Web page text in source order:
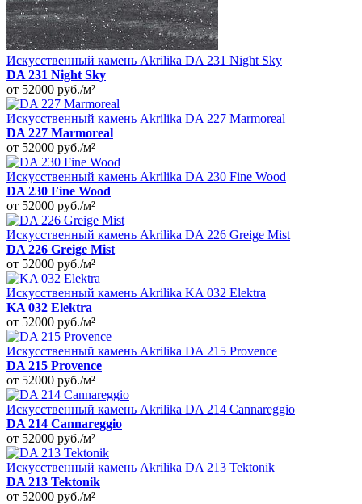
Искусственный камень Akrilika DA 231 Night Sky
DA 231 Night Sky
от 52000 руб./м²
Искусственный камень Akrilika DA 227 Marmoreal
DA 227 Marmoreal
от 52000 руб./м²
Искусственный камень Akrilika DA 230 Fine Wood
DA 230 Fine Wood
от 52000 руб./м²
Искусственный камень Akrilika DA 226 Greige Mist
DA 226 Greige Mist
от 52000 руб./м²
Искусственный камень Akrilika KA 032 Elektra
KA 032 Elektra
от 52000 руб./м²
Искусственный камень Akrilika DA 215 Provence
DA 215 Provence
от 52000 руб./м²
Искусственный камень Akrilika DA 214 Cannareggio
DA 214 Cannareggio
от 52000 руб./м²
Искусственный камень Akrilika DA 213 Tektonik
DA 213 Tektonik
от 52000 руб./м²